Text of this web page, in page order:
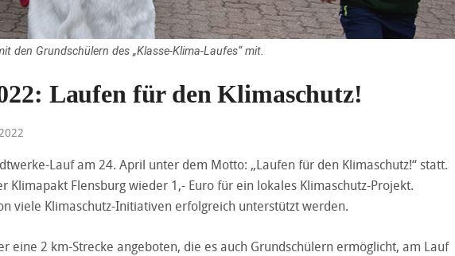
den Grundschülern des „Klasse-Klima-Laufes“ mit.
Laufen für den Klimaschutz!
Lauf am 24. April unter dem Motto: „Laufen für den Klimaschutz!“ statt.
Klimapakt Flensburg wieder 1,- Euro für ein lokales Klimaschutz-Projekt.
viele Klimaschutz-Initiativen erfolgreich unterstützt werden.
eine 2 km-Strecke angeboten, die es auch Grundschülern ermöglicht, am Lauf